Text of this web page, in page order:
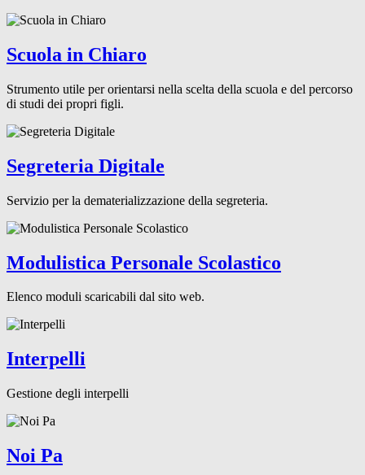
Scuola in Chiaro
Strumento utile per orientarsi nella scelta della scuola e del percorso
di studi dei propri figli.
Segreteria Digitale
Servizio per la dematerializzazione della segreteria.
Modulistica Personale Scolastico
Elenco moduli scaricabili dal sito web.
Interpelli
Gestione degli interpelli
Noi Pa